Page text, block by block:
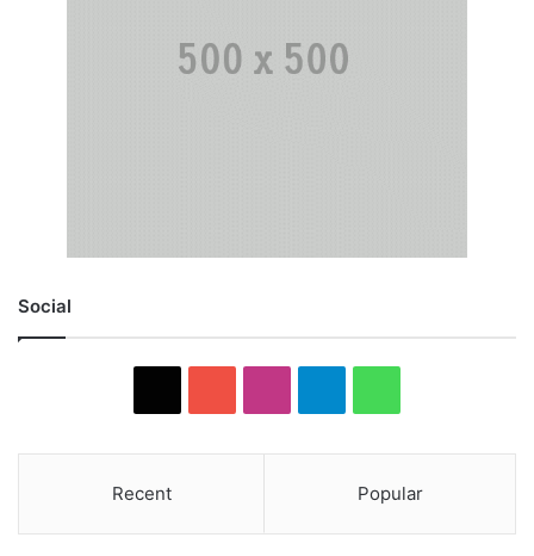
Social
Recent Popular